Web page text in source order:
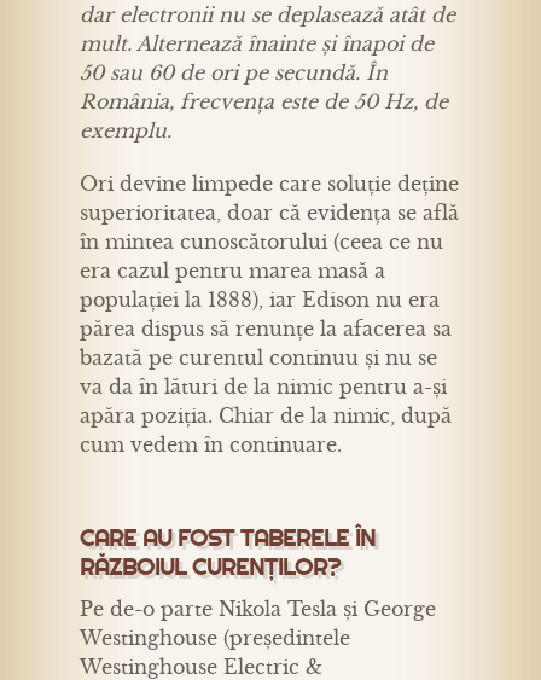
dar electronii nu se deplasează atât de
mult. Alternează înainte și înapoi de
50 sau 60 de ori pe secundă. În
România, frecvența este de 50 Hz, de
exemplu.
Ori devine limpede care soluție deține
superioritatea, doar că evidența se află
în mintea cunoscătorului (ceea ce nu
era cazul pentru marea masă a
populației la 1888), iar Edison nu era
părea dispus să renunțe la afacerea sa
bazată pe curentul continuu și nu se
va da în lături de la nimic pentru a-și
apăra poziția. Chiar de la nimic, după
cum vedem în continuare.
CARE AU FOST TABERELE ÎN
RĂZBOIUL CURENȚILOR?
Pe de-o parte Nikola Tesla și George
Westinghouse (președintele
Westinghouse Electric &